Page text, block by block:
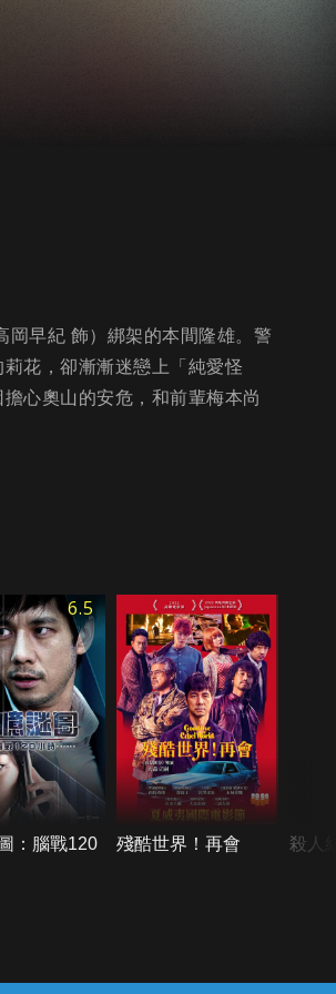
岡早紀 飾）綁架的本間隆雄。警
花，卻漸漸迷戀上「純愛怪
心奧山的安危，和前輩梅本尚
6.5
：腦戰120
殘酷世界！再會 殺人